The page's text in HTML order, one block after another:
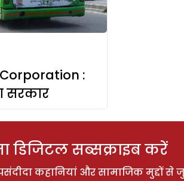
:
सरकार
डिजिटल सब्सक्राइब करें
कहानियां और सामाजिक मुद्दों से